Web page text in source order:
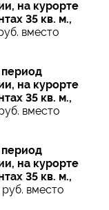
на курорте
35 кв. м.,
вместо
на курорте
35 кв. м.,
вместо
на курорте
35 кв. м.,
вместо